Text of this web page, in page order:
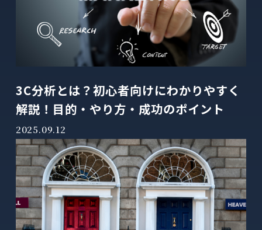
3C分析とは？初心者向けにわかりやすく
解説！目的・やり方・成功のポイント
2025.09.12